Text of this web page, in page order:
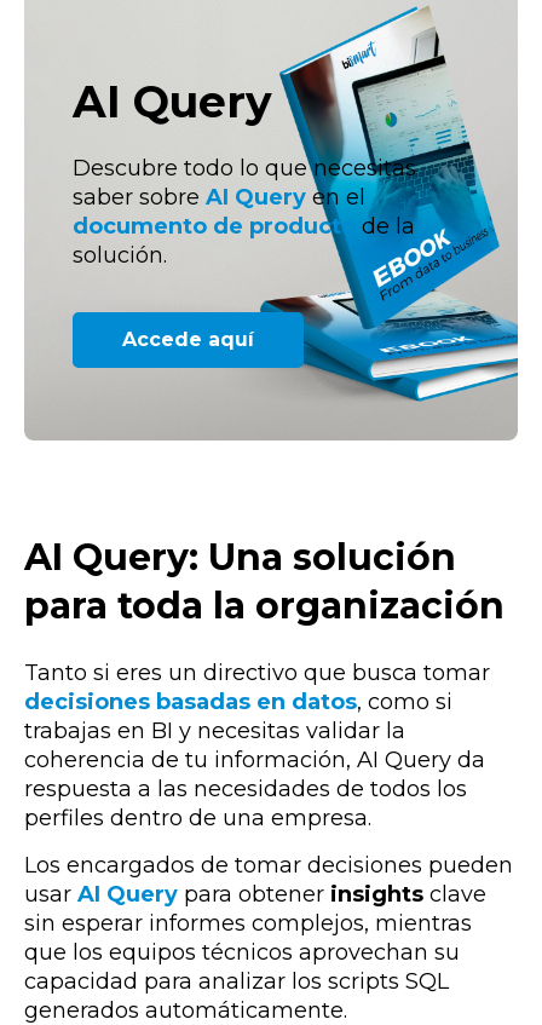
AI Query
Descubre todo lo que necesitas
saber sobre AI Query en el
documento de producto
de la
solución.
Accede aquí
AI Query: Una solución
para toda la organización
Tanto si eres un directivo que busca tomar
decisiones basadas en datos, como si
trabajas en BI y necesitas validar la
coherencia de tu información, AI Query da
respuesta a las necesidades de todos los
perfiles dentro de una empresa.
Los encargados de tomar decisiones pueden
usar AI Query para obtener insights clave
sin esperar informes complejos, mientras
que los equipos técnicos aprovechan su
capacidad para analizar los scripts SQL
generados automáticamente.